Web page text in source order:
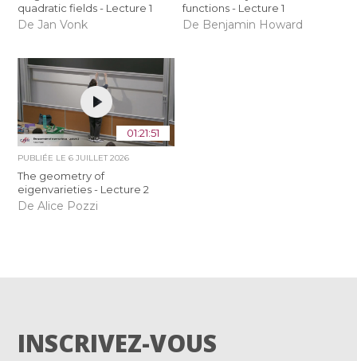
quadratic fields - Lecture 1
De Jan Vonk
functions - Lecture 1
De Benjamin Howard
01:21:51
PUBLIÉE LE6 JUILLET 2026
The geometry of
eigenvarieties - Lecture 2
De Alice Pozzi
INSCRIVEZ-VOUS